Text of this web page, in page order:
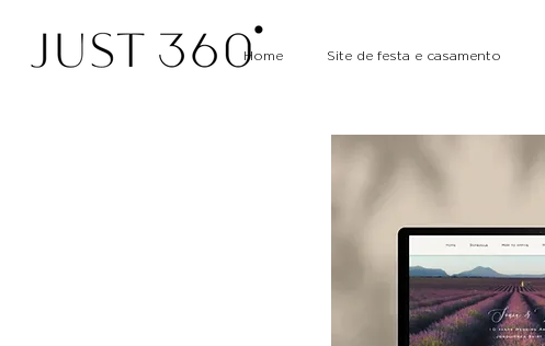
Home Site de festa e casamento